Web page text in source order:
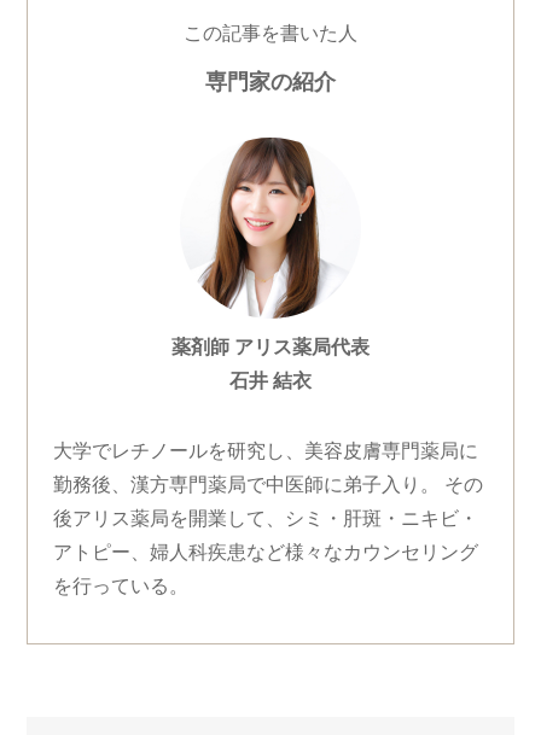
この記事を書いた人
専門家の紹介
薬剤師 アリス薬局代表
石井 結衣
大学でレチノールを研究し、美容皮膚専門薬局に
勤務後、漢方専門薬局で中医師に弟子入り。 その
後アリス薬局を開業して、シミ・肝斑・ニキビ・
アトピー、婦人科疾患など様々なカウンセリング
を行っている。